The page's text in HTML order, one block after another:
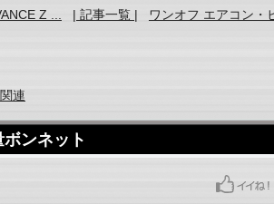
Z ... | 記事一覧 | ワンオフ エアコン・
連
ボンネット